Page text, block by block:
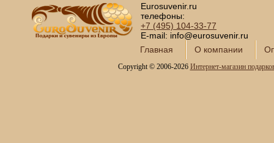
Новинки месяца
Eurosuvenir.ru
телефоны:
+7 (495) 104-33-77
E-mail: info@eurosuvenir.ru
Главная
О компании
Copyright © 2006-2026 Интернет-магазин